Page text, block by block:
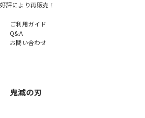
好評により再販売！
ご利用ガイド
Q&A
お問い合わせ
鬼滅の刃